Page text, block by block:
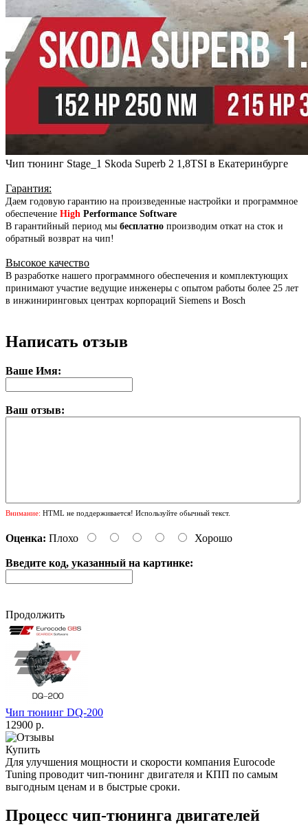
Чип тюнинг Stage_1 Skoda Superb 2 1,8TSI в Екатеринбурге
Гарантия:
Даем годовую гарантию на произведенные настройки и программное
обеспечение High Performance Software
В гарантийный период мы бесплатно производим откат на сток и
обратный возврат на чип!
Высокое качество
В разработке нашего программного обеспечения и комплектующих
принимают участие ведущие инженеры с опытом работы более 25 лет
в инжиниринговых центрах корпораций Siemens и Bosch
Написать отзыв
Ваше Имя:
Ваш отзыв:
Внимание: HTML не поддерживается! Используйте обычный текст.
Оценка: Плохо Хорошо
Введите код, указанный на картинке:
Продолжить
Чип тюнинг DQ-200
12900 р.
Купить
Для улучшения мощности и скорости компания Eurocode
Tuning проводит чип-тюнинг двигателя и КПП по самым
выгодным ценам и в быстрые сроки.
Процесс чип-тюнинга двигателей